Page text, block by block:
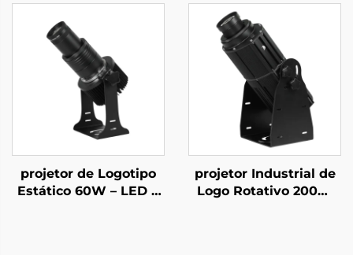
Rotativo, IP67 à Prova
d'Água, Controlado por
Controle Remoto para
Exposições Comerciais
Rotativa IP67 à Prova
d'Água com Controle
Remoto para
Publicidade e
Branding
projetor de Logotipo
Estático 60W – LED à
projetor Industrial de
Logo Rotativo 200W